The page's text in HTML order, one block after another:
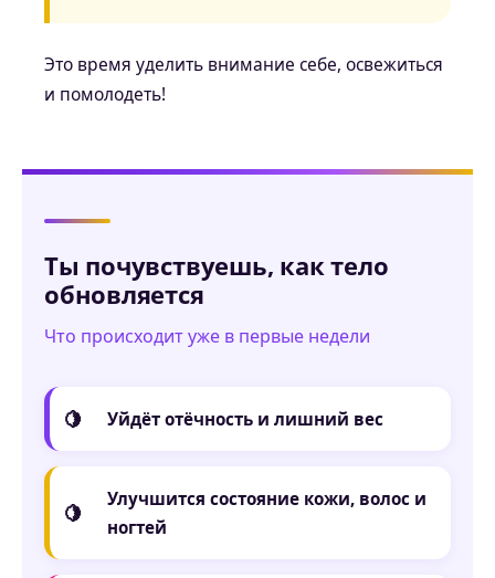
Это время уделить внимание себе, освежиться
и помолодеть!
Ты почувствуешь, как тело
обновляется
Что происходит уже в первые недели
Уйдёт отёчность и лишний вес
Улучшится состояние кожи, волос и
ногтей